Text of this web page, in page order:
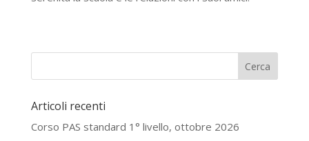
Articoli recenti
Corso PAS standard 1° livello, ottobre 2026